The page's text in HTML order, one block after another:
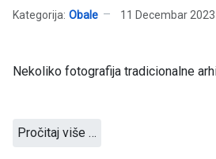
Kategorija: Obale 11 Decembar 2023
Nekoliko fotografija tradicionalne
Pročitaj više …